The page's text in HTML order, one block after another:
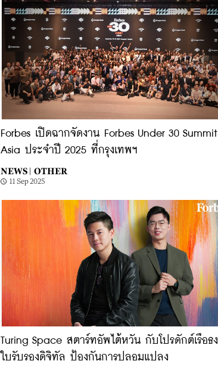
Forbes เปิดฉากจัดงาน Forbes Under 30 Summit
Asia ประจำปี 2025 ที่กรุงเทพฯ
NEWS | OTHER
11 Sep 2025
Turing Space สตาร์ทอัพไต้หวัน กับโปรดักต์เรือธง
ใบรับรองดิจิทัล ป้องกันการปลอมแปลง